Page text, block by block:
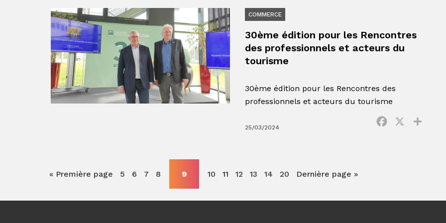
COMMERCE
30ème édition pour les Rencontres
des professionnels et acteurs du
tourisme
30ème édition pour les Rencontres des
professionnels et acteurs du tourisme
25/03/2024
Facebook
« Première page 5 6 7 8 9 10 11 12 13 14 20 Dernière page »